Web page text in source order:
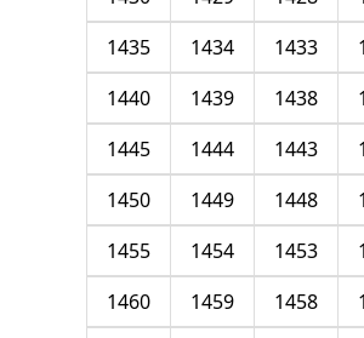
1433
1434
1435
1438
1439
1440
1443
1444
1445
1448
1449
1450
1453
1454
1455
1458
1459
1460